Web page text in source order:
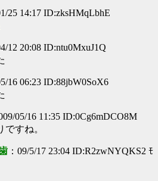
25 14:17 ID:zksHMqLbhE
12 20:08 ID:ntu0MxuJ1Q
16 06:23 ID:88jbW0SoX6
05/16 11:35 ID:0Cg6mDCO8M
すね。
：09/5/17 23:04 ID:R2zwNYQKS2 ﾓ